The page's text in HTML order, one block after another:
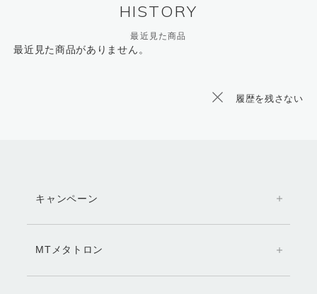
HISTORY
最近見た商品
最近見た商品がありません。
履歴を残さない
キャンペーン
MTメタトロン